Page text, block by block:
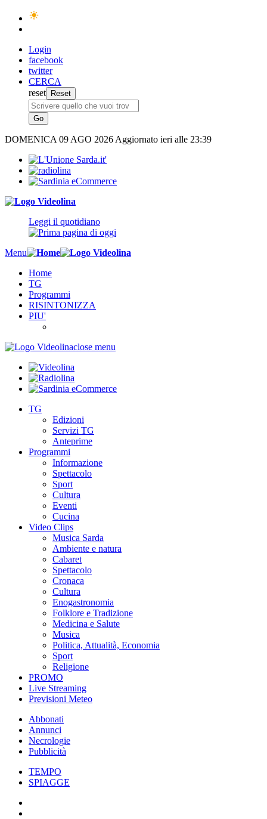
Login
facebook
twitter
CERCA
reset
DOMENICA 09 AGO 2026 Aggiornato ieri alle 23:39
Leggi il quotidiano
Menu
Home
TG
Programmi
RISINTONIZZA
PIU'
close menu
TG
Edizioni
Servizi TG
Anteprime
Programmi
Informazione
Spettacolo
Sport
Cultura
Eventi
Cucina
Video Clips
Musica Sarda
Ambiente e natura
Cabaret
Spettacolo
Cronaca
Cultura
Enogastronomia
Folklore e Tradizione
Medicina e Salute
Musica
Politica, Attualità, Economia
Sport
Religione
PROMO
Live Streaming
Previsioni Meteo
Abbonati
Annunci
Necrologie
Pubblicità
TEMPO
SPIAGGE